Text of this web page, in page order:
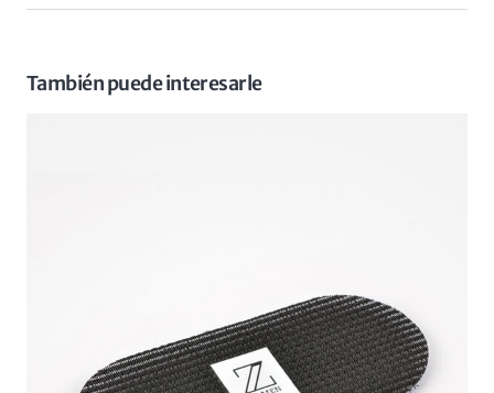
También puede interesarle